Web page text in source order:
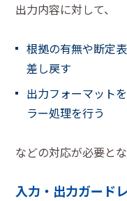
出力内容に対して、
根拠の有無や断定
差し戻す
出力フォーマット
ラー処理を行う
などの対応が必要とな
入力・出力ガード